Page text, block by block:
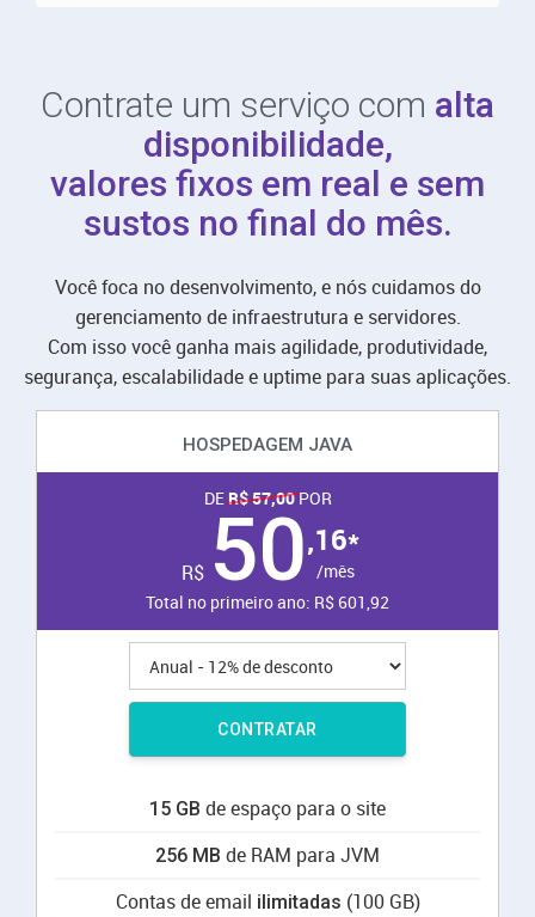
Contrate um serviço com alta
disponibilidade,
valores fixos em real e sem
sustos no final do mês.
Você foca no desenvolvimento, e nós cuidamos do
gerenciamento de infraestrutura e servidores.
Com isso você ganha mais agilidade, produtividade,
segurança, escalabilidade e uptime para suas aplicações.
HOSPEDAGEM JAVA
DER$ 57,00POR
R$ 50,16*
/mês
Total no primeiroano: R$ 601,92
CONTRATAR
15 GB de espaço para o site
256 MB de RAM para JVM
Contas de email ilimitadas (100 GB)